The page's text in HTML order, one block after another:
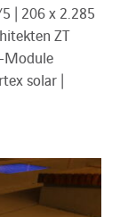
| 206 x 2.285
ZT
Module
solar |